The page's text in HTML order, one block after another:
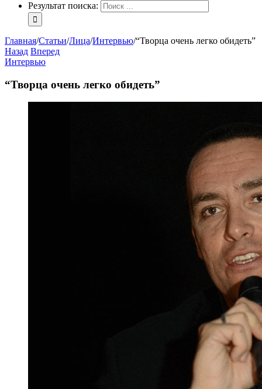
Результат поиска:
Главная/Статьи/Лица/Интервью/“Творца очень легко обидеть”
Назад Вперед
Интервью
“Творца очень легко обидеть”